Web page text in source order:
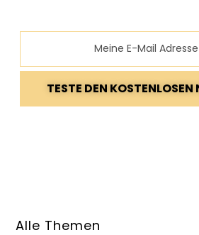
TESTE DEN KOSTENLOSEN
Alle Themen